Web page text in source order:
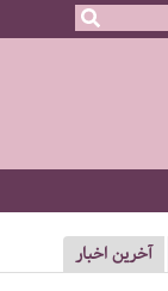
آخرین اخبار